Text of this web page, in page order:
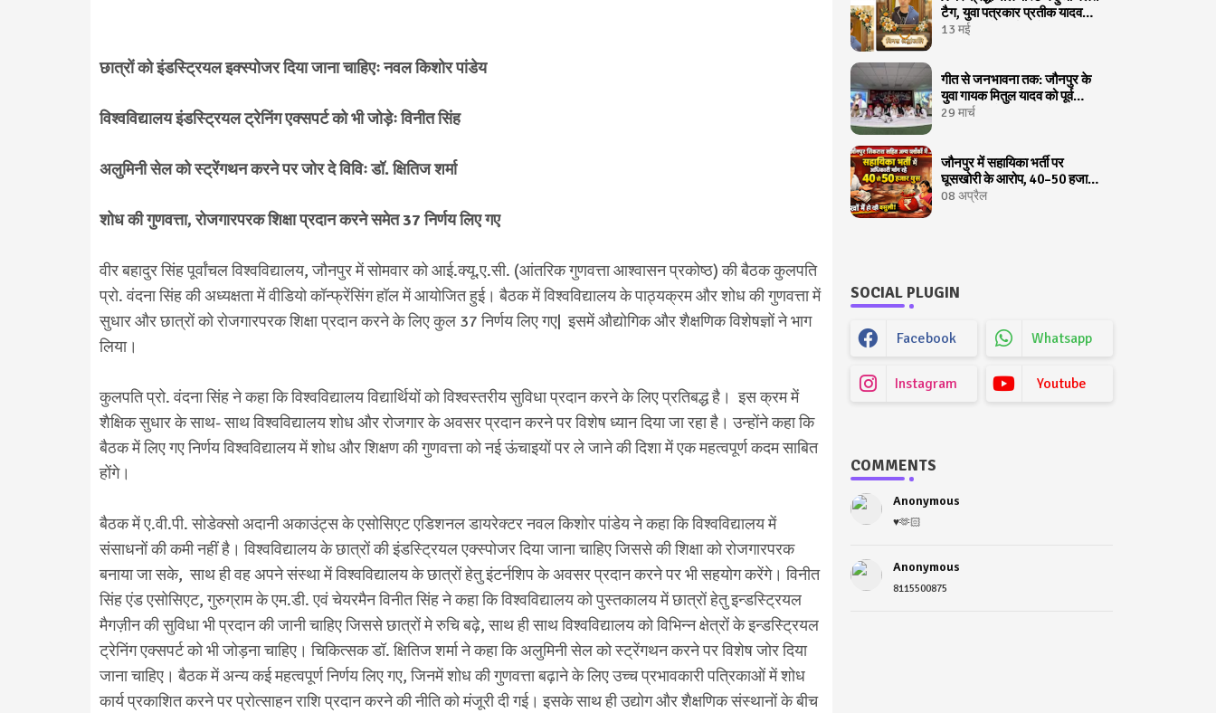
छात्रों को इंडस्ट्रियल इक्स्पोजर दिया जाना चाहिएः नवल किशोर पांडेय
विश्वविद्यालय इंडस्ट्रियल ट्रेनिंग एक्सपर्ट को भी जोड़ेः विनीत सिंह
अलुमिनी सेल को स्ट्रेंगथन करने पर जोर दे विविः डॉ. क्षितिज शर्मा
शोध की गुणवत्ता, रोजगारपरक शिक्षा प्रदान करने समेत 37 निर्णय लिए गए
वीर बहादुर सिंह पूर्वांचल विश्वविद्यालय, जौनपुर में सोमवार को आई.क्यू.ए.सी. (आंतरिक गुणवत्ता आश्वासन प्रकोष्ठ) की बैठक कुलपति
प्रो. वंदना सिंह की अध्यक्षता में वीडियो कॉन्फ्रेंसिंग हॉल में आयोजित हुई। बैठक में विश्वविद्यालय के पाठ्यक्रम और शोध की गुणवत्ता में
सुधार और छात्रों को रोजगारपरक शिक्षा प्रदान करने के लिए कुल 37 निर्णय लिए गए| इसमें औद्योगिक और शैक्षणिक विशेषज्ञों ने भाग
लिया।
कुलपति प्रो. वंदना सिंह ने कहा कि विश्वविद्यालय विद्यार्थियों को विश्वस्तरीय सुविधा प्रदान करने के लिए प्रतिबद्ध है। इस क्रम में
शैक्षिक सुधार के साथ- साथ विश्वविद्यालय शोध और रोजगार के अवसर प्रदान करने पर विशेष ध्यान दिया जा रहा है। उन्होंने कहा कि
बैठक में लिए गए निर्णय विश्वविद्यालय में शोध और शिक्षण की गुणवत्ता को नई ऊंचाइयों पर ले जाने की दिशा में एक महत्वपूर्ण कदम साबित
होंगे।
बैठक में ए.वी.पी. सोडेक्सो अदानी अकाउंट्स के एसोसिएट एडिशनल डायरेक्टर नवल किशोर पांडेय ने कहा कि विश्वविद्यालय में
संसाधनों की कमी नहीं है। विश्वविद्यालय के छात्रों की इंडस्ट्रियल एक्स्पोजर दिया जाना चाहिए जिससे की शिक्षा को रोजगारपरक
बनाया जा सके, साथ ही वह अपने संस्था में विश्वविद्यालय के छात्रों हेतु इंटर्नशिप के अवसर प्रदान करने पर भी सहयोग करेंगे। विनीत
सिंह एंड एसोसिएट, गुरुग्राम के एम.डी. एवं चेयरमैन विनीत सिंह ने कहा कि विश्वविद्यालय को पुस्तकालय में छात्रों हेतु इन्डस्ट्रियल
मैगज़ीन की सुविधा भी प्रदान की जानी चाहिए जिससे छात्रों मे रुचि बढ़े, साथ ही साथ विश्वविद्यालय को विभिन्न क्षेत्रों के इन्डस्ट्रियल
ट्रेनिंग एक्सपर्ट को भी जोड़ना चाहिए। चिकित्सक डॉ. क्षितिज शर्मा ने कहा कि अलुमिनी सेल को स्ट्रेंगथन करने पर विशेष जोर दिया
जाना चाहिए। बैठक में अन्य कई महत्वपूर्ण निर्णय लिए गए, जिनमें शोध की गुणवत्ता बढ़ाने के लिए उच्च प्रभावकारी पत्रिकाओं में शोध
कार्य प्रकाशित करने पर प्रोत्साहन राशि प्रदान करने की नीति को मंजूरी दी गई। इसके साथ ही उद्योग और शैक्षणिक संस्थानों के बीच
टैग, युवा पत्रकार प्रतीक यादव
अचानक बने चर्चा का केंद्र
13 मई
गीत से जनभावना तक: जौनपुर के
युवा गायक मितुल यादव को पूर्व
मुख्यमन्त्री ने लखनऊ में किया
29 मार्च
जौनपुर में सहायिका भर्ती पर
घूसखोरी के आरोप, 40–50 हजार
रुपये मांगने की शिकायत
08 अप्रैल
SOCIAL PLUGIN
Facebook Whatsapp
Instagram Youtube
COMMENTS
Anonymous
♥️🫶🏻
Anonymous
8115500875